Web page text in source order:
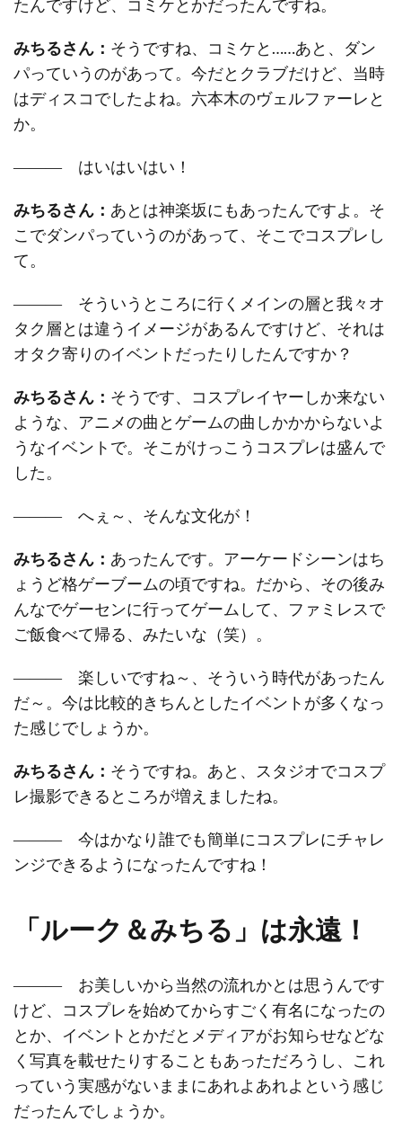
たんですけど、コミケとかだったんですね。
みちるさん： そうですね、コミケと……あと、ダン
パっていうのがあって。今だとクラブだけど、当時
はディスコでしたよね。六本木のヴェルファーレと
か。
――― はいはいはい！
みちるさん： あとは神楽坂にもあったんですよ。そ
こでダンパっていうのがあって、そこでコスプレし
て。
――― そういうところに行くメインの層と我々オ
タク層とは違うイメージがあるんですけど、それは
オタク寄りのイベントだったりしたんですか？
みちるさん： そうです、コスプレイヤーしか来ない
ような、アニメの曲とゲームの曲しかかからないよ
うなイベントで。そこがけっこうコスプレは盛んで
した。
――― へぇ～、そんな文化が！
みちるさん： あったんです。アーケードシーンはち
ょうど格ゲーブームの頃ですね。だから、その後み
んなでゲーセンに行ってゲームして、ファミレスで
ご飯食べて帰る、みたいな（笑）。
――― 楽しいですね～、そういう時代があったん
だ～。今は比較的きちんとしたイベントが多くなっ
た感じでしょうか。
みちるさん： そうですね。あと、スタジオでコスプ
レ撮影できるところが増えましたね。
――― 今はかなり誰でも簡単にコスプレにチャレ
ンジできるようになったんですね！
「ルーク＆みちる」は永遠！
――― お美しいから当然の流れかとは思うんです
けど、コスプレを始めてからすごく有名になったの
とか、イベントとかだとメディアがお知らせなどな
く写真を載せたりすることもあっただろうし、これ
っていう実感がないままにあれよあれよという感じ
だったんでしょうか。